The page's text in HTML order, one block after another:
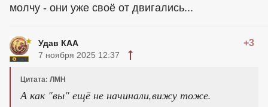
молчу - они уже своё от двигались...
Удав КАА +3
7 ноября 2025 12:37
Цитата: ЛМН
А как "вы" ещё не начинали,вижу тоже.